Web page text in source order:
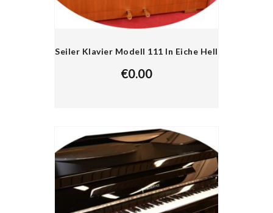
Seiler Klavier Modell 111 In Eiche Hell
€0.00